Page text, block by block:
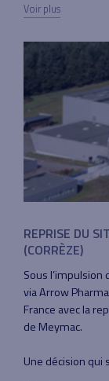
Voir plus
REPRISE DU
(CORRÈZE)
Sous
via Arrow
France avec la
de Meymac.
Une décision qui